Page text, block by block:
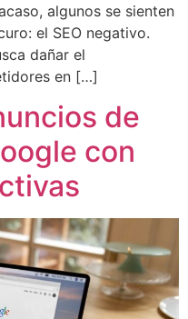
algunos se sienten
el SEO negativo.
dañar el
en […]
de
con